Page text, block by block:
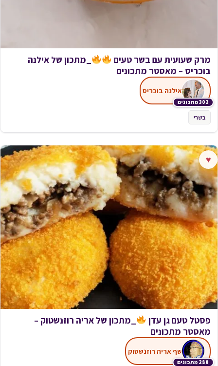
מרק שעועית עם בשר טעים
_מתכון של אילנה
בוכריס – מאסטר מתכונים
302 מתכונים
אילנה בוכריס
בשרי
♥
פסטל טעם גן עדן
_מתכון של אריה רוזנשטוק –
מאסטר מתכונים
280 מתכונים
שף אריה רוזנשטוק